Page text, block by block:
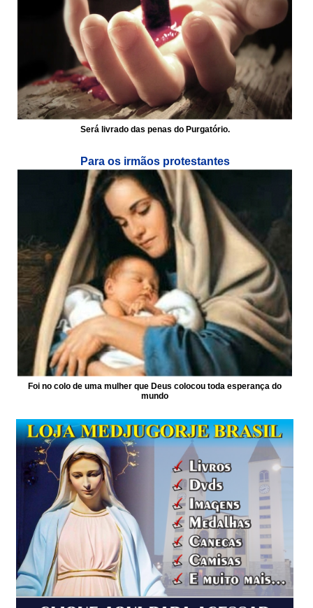
Será livrado das penas do Purgatório.
Para os irmãos protestantes
Foi no colo de uma mulher que Deus colocou toda esperança do
mundo